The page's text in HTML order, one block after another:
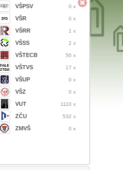
VŠPSV 0 x
VŠR 0 x
VŠRR 1 x
VŠSS 2 x
VŠTECB 50 x
VŠTVS 17 x
VŠUP 0 x
VŠZ 0 x
VUT 1110 x
ZČU 532 x
ZMVŠ 0 x